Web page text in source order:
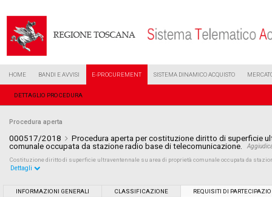
HOME BANDI E AVVISI E-PROCUREMENT SISTEMA DINAMICO ACQUISTO
DETTAGLIO PROCEDURA
Procedura aperta
000517/2018
Procedura aperta per costituzione diritto di superficie
comunale occupata da stazione radio base di telecomunicazione.
Costituzione diritto di superficie ultraventennale su area di proprietà comunale occupata da
Dettagli
INFORMAZIONI GENERALI CLASSIFICAZIONE REQUISITI DI